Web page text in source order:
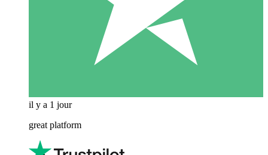
il y a 1 jour
great platform